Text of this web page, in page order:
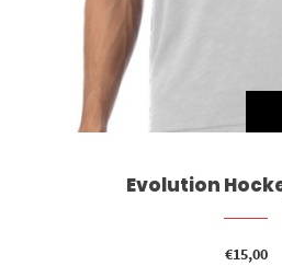
Evolution
€15,00